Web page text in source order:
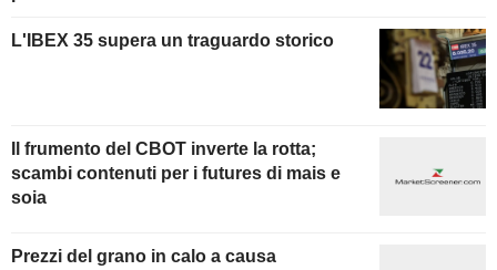
L'IBEX 35 supera un traguardo storico
Il frumento del CBOT inverte la rotta;
scambi contenuti per i futures di mais e
soia
Prezzi del grano in calo a causa